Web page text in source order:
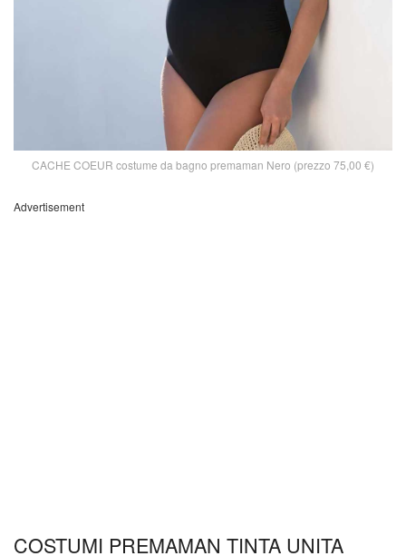
CACHE COEUR costume da bagno premaman Nero (prezzo 75,00 €)
Advertisement
COSTUMI PREMAMAN TINTA UNITA